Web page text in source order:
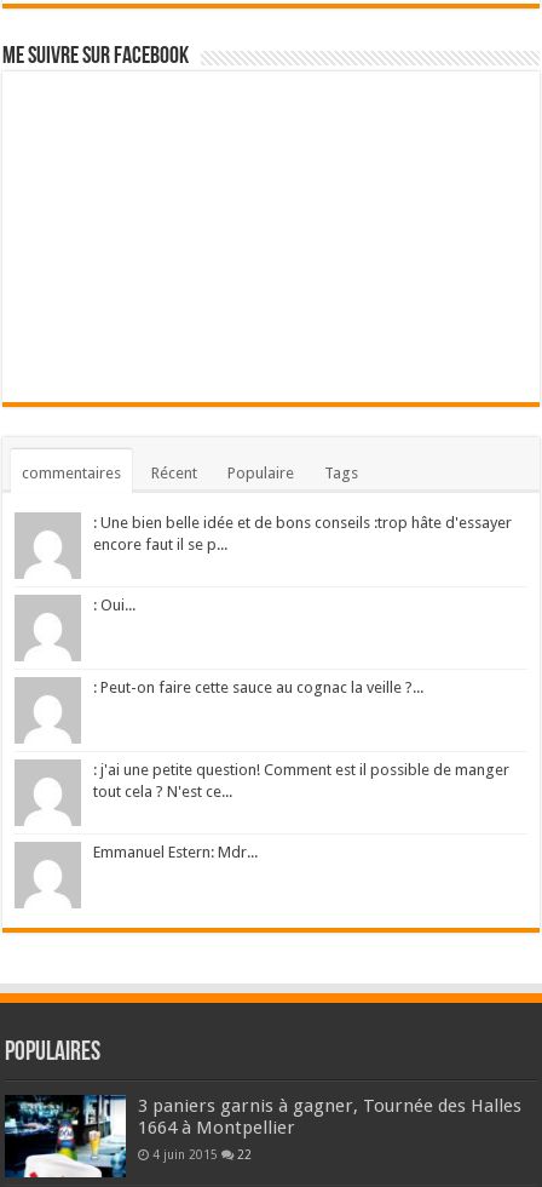
Me suivre sur Facebook
commentaires Récent Populaire Tags
: Une bien belle idée et de bons conseils :trop hâte d'essayer
encore faut il se p...
: Oui...
: Peut-on faire cette sauce au cognac la veille ?...
: j'ai une petite question! Comment est il possible de manger
tout cela ? N'est ce...
Emmanuel Estern: Mdr...
Populaires
3 paniers garnis à gagner, Tournée des Halles
1664 à Montpellier
4 juin 2015 22